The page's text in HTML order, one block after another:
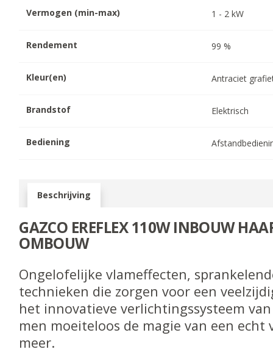
Vermogen (min-max) 1 - 2 kW
Rendement 99 %
Kleur(en) Antraciet
Brandstof Elektrisch
Bediening
Beschrijving
GAZCO EREFLEX 110W INBOUW
OMBOUW
Ongelofelijke vlameffecten,
technieken die zorgen voor een
het innovatieve verlichtingssysteem
men moeiteloos de magie van een echt
meer.